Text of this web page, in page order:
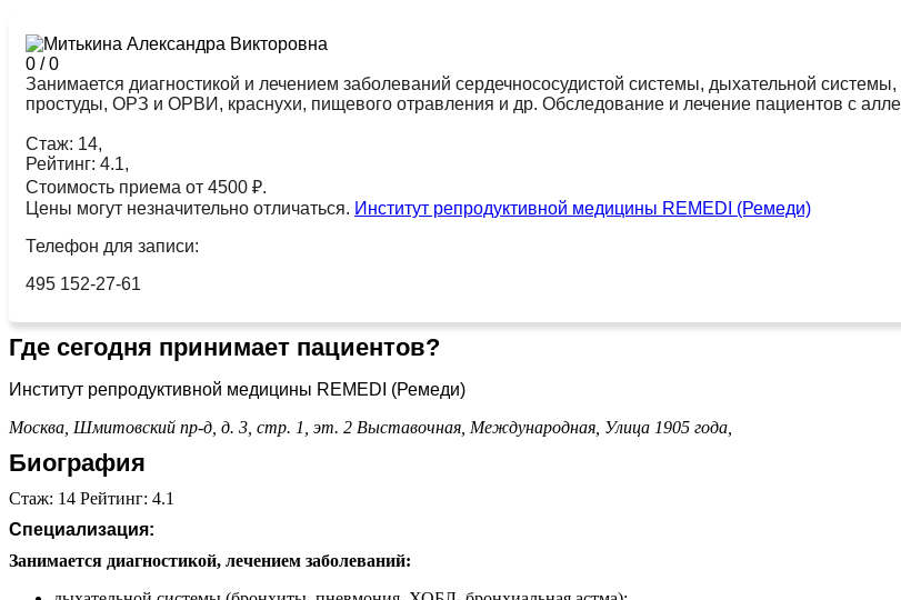
0 /0
Занимается диагностикой и лечением заболеваний сердечнососудистой системы, дыхательной
простуды, ОРЗ и ОРВИ, краснухи, пищевого отравления и др. Обследование и лечение пациентов с
Стаж: 14,
Рейтинг: 4.1,
Стоимость приема от 4500 ₽.
Цены могут незначительно отличаться. Институт репродуктивной медицины REMEDI (Ремеди)
Телефон для записи:
495 152-27-61
Где сегодня принимает пациентов?
Институт репродуктивной медицины REMEDI (Ремеди)
Москва, Шмитовский пр-д, д. 3, стр. 1, эт. 2 Выставочная, Международная, Улица 1905 года,
Биография
Стаж: 14 Рейтинг: 4.1
Специализация:
Занимается диагностикой, лечением заболеваний: